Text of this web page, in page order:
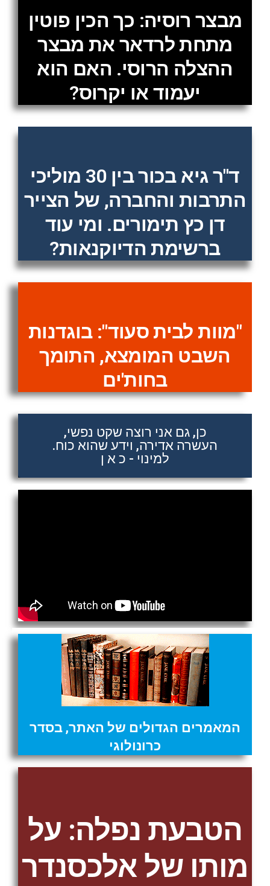
מבצר רוסיה: כך הכין פוטין
מתחת לרדאר את מבצר
ההצלה הרוסי. האם הוא
יעמוד או יקרוס?
ד"ר גיא בכור בין 30 מוליכי
התרבות והחברה, של הצייר
דן כץ תימורים. ומי עוד
ברשימת הדיוקנאות?
"מוות לבית סעוד": בוגדנות
השבט המומצא, התומך
בחות'ים
כן, גם אני רוצה שקט נפשי,
העשרה אדירה, וידע שהוא כוח.
למינוי - כ א ן
המאמרים הגדולים של האתר, בסדר
כרונולוגי
הטבעת נפלה: על
מותו של אלכסנדר